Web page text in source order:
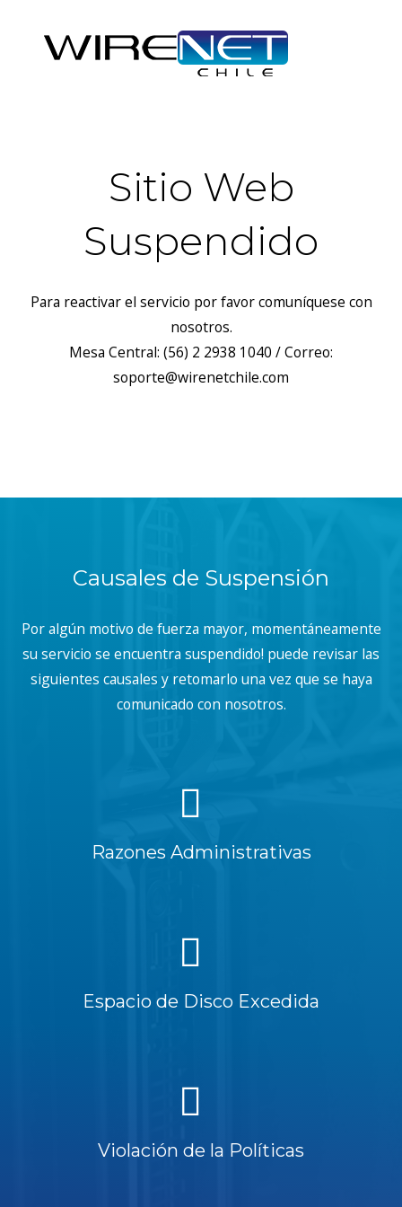
Sitio Web
Suspendido
Para reactivar el servicio por favor comuníquese con
nosotros.
Mesa Central: (56) 2 2938 1040 / Correo:
soporte@wirenetchile.com
Causales de Suspensión
Por algún motivo de fuerza mayor, momentáneamente
su servicio se encuentra suspendido! puede revisar las
siguientes causales y retomarlo una vez que se haya
comunicado con nosotros.
Razones Administrativas
Espacio de Disco Excedida
Violación de la Políticas